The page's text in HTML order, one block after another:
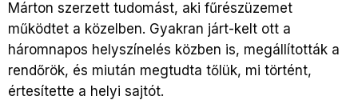
Márton szerzett tudomást, aki fűrészüzemet
működtet a közelben. Gyakran járt-kelt ott a
háromnapos helyszínelés közben is, megállították a
rendőrök, és miután megtudta tőlük, mi történt,
értesítette a helyi sajtót.